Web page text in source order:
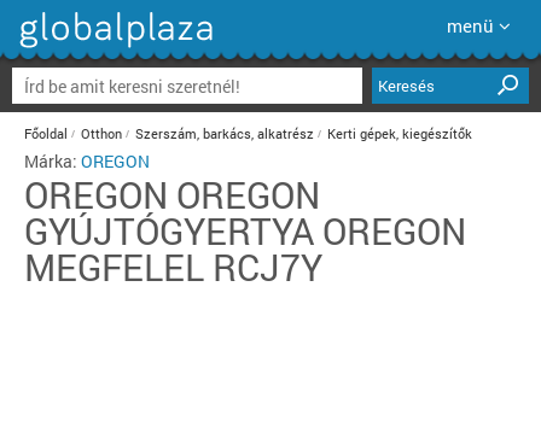
menü
Keresés
Főoldal Otthon Szerszám, barkács, alkatrész Kerti gépek, kiegészítők
Márka: OREGON
OREGON OREGON
GYÚJTÓGYERTYA OREGON
MEGFELEL RCJ7Y